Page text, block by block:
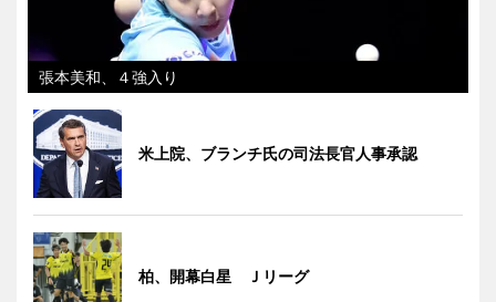
張本美和、４強入り
米上院、ブランチ氏の司法長官人事承認
柏、開幕白星 Ｊリーグ